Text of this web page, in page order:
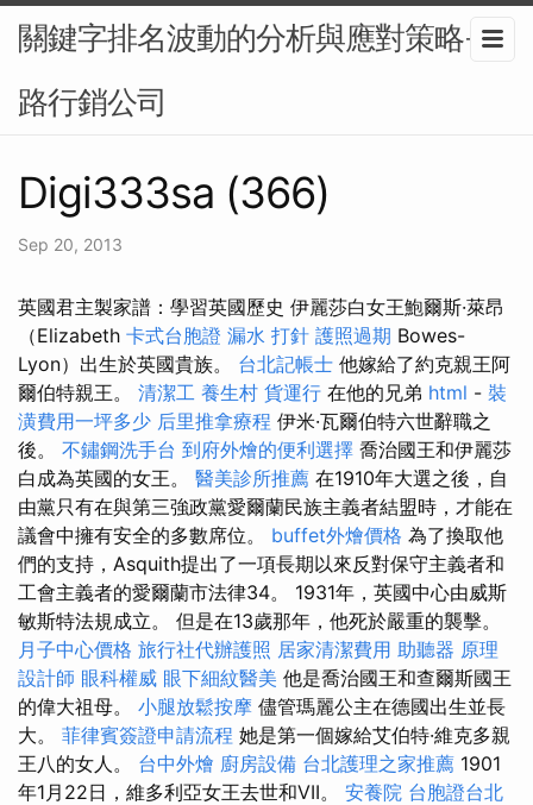
關鍵字排名波動的分析與應對策略-網
路行銷公司
Digi333sa (366)
Sep 20, 2013
英國君主製家譜：學習英國歷史 伊麗莎白女王鮑爾斯·萊昂
（Elizabeth 卡式台胞證 漏水 打針 護照過期 Bowes-
Lyon）出生於英國貴族。 台北記帳士 他嫁給了約克親王阿
爾伯特親王。 清潔工 養生村 貨運行 在他的兄弟 html - 裝
潢費用一坪多少 后里推拿療程 伊米·瓦爾伯特六世辭職之
後。 不鏽鋼洗手台 到府外燴的便利選擇 喬治國王和伊麗莎
白成為英國的女王。 醫美診所推薦 在1910年大選之後，自
由黨只有在與第三強政黨愛爾蘭民族主義者結盟時，才能在
議會中擁有安全的多數席位。 buffet外燴價格 為了換取他
們的支持，Asquith提出了一項長期以來反對保守主義者和
工會主義者的愛爾蘭市法律34。 1931年，英國中心由威斯
敏斯特法規成立。 但是在13歲那年，他死於嚴重的襲擊。
月子中心價格 旅行社代辦護照 居家清潔費用 助聽器 原理
設計師 眼科權威 眼下細紋醫美 他是喬治國王和查爾斯國王
的偉大祖母。 小腿放鬆按摩 儘管瑪麗公主在德國出生並長
大。 菲律賓簽證申請流程 她是第一個嫁給艾伯特·維克多親
王八的女人。 台中外燴 廚房設備 台北護理之家推薦 1901
年1月22日，維多利亞女王去世和VII。 安養院 台胞證台北